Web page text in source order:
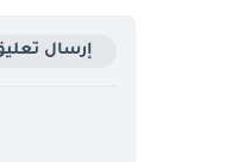
إرسال